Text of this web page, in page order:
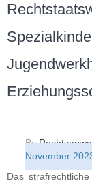
By
November
Das